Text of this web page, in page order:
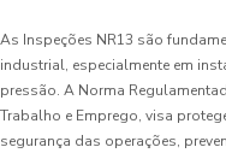
As Inspeções NR13 são
industrial, especialmente em
pressão. A Norma
Trabalho e Emprego, visa
segurança das operações,